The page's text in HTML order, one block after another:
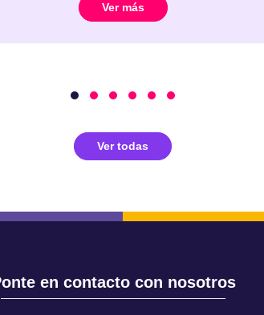
Ver más
Ver todas
en contacto con nosotros